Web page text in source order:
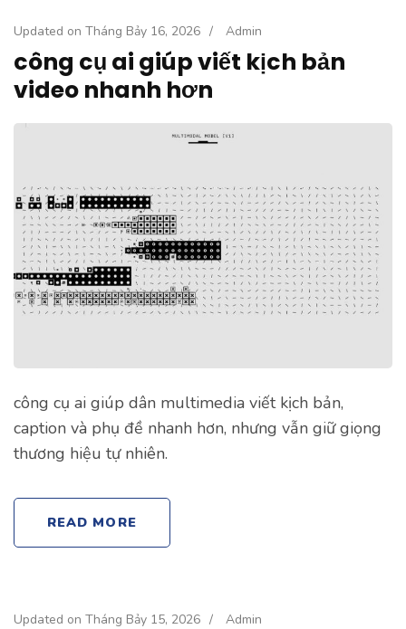
Updated on Tháng Bảy 16, 2026 / Admin
công cụ ai giúp viết kịch bản
video nhanh hơn
công cụ ai giúp dân multimedia viết kịch bản,
caption và phụ đề nhanh hơn, nhưng vẫn giữ giọng
thương hiệu tự nhiên.
READ MORE
Updated on Tháng Bảy 15, 2026 / Admin